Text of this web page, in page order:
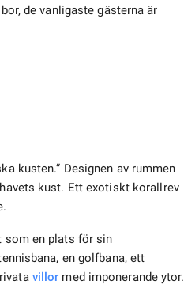
de vanligaste gästerna är
kusten.” Designen av rummen
kust. Ett exotiskt korallrev
som en plats för sin
en golfbana, ett
villor med imponerande ytor.